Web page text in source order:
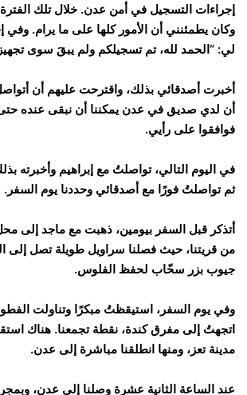
إجراءات التسجيل في أمن عدن. خلال تلك الفترة،
وكان يطمئنني أن الأمور كلها على ما يرام. وفي
لي: “الحمد لله، تم تسجيلكم ولم يبقَ سوى
أخبرت أصدقائي بذلك، واقترحت عليهم أن
أن لدي صديق في عدن يمكننا أن نبقى عنده
فوافقوا على رأيي.
في اليوم التالي، تواصلتُ مع إبراهيم وأخبرته
ثم تواصلتُ فورًا مع أصدقائي وحددنا يوم السفر.
أتذكر قبل السفر بيومين، ذهبت مع ماجد إلى
من قريتنا، حيث فصلنا سراويل طويلة تصل إلى
جيوب بزر سحّاب لحفظ الفلوس.
وفي يوم السفر، استيقظتُ مبكرًا وتناولت
اتجهتُ إلى مفرق كندة، نقطة تجمعنا. هناك
مدينة تعز، ومنها انطلقنا مباشرة إلى عدن.
عند الساعة الثانية عشرة وصلنا إلى عدن،